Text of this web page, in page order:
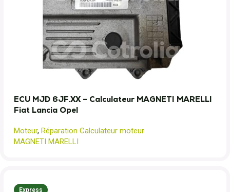
ECU MJD 6JF.XX – Calculateur MAGNETI MARELLI
Fiat Lancia Opel
Moteur, Réparation Calculateur moteur
MAGNETI MARELLI
Express